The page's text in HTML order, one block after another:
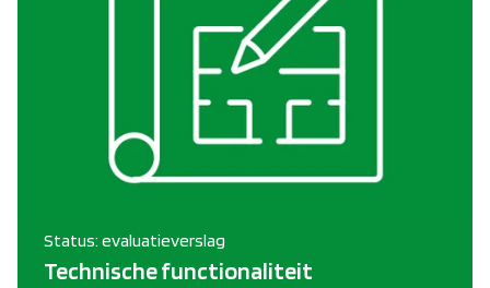
Status: evaluatieverslag
Technische functionaliteit